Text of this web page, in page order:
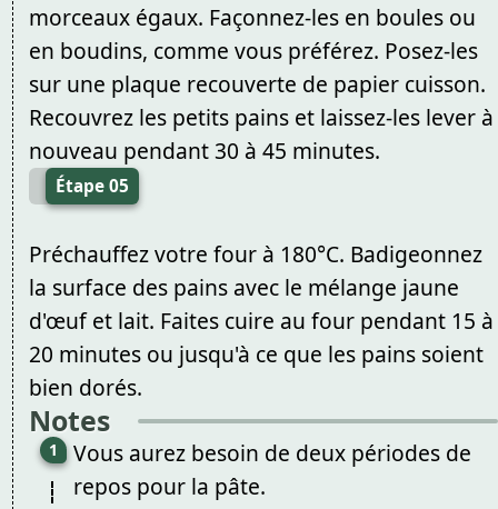
morceaux égaux. Façonnez-les en boules ou
en boudins, comme vous préférez. Posez-les
sur une plaque recouverte de papier cuisson.
Recouvrez les petits pains et laissez-les lever à
nouveau pendant 30 à 45 minutes.
Étape 05
Préchauffez votre four à 180°C. Badigeonnez
la surface des pains avec le mélange jaune
d'œuf et lait. Faites cuire au four pendant 15 à
20 minutes ou jusqu'à ce que les pains soient
bien dorés.
Notes
Vous aurez besoin de deux périodes de
repos pour la pâte.